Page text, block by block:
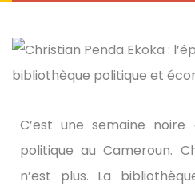
C’est une semaine
politique au Cameroun.
n’est plus. La